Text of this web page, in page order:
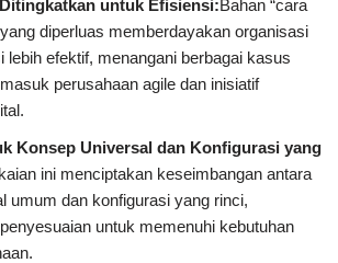
untuk Efisiensi:Bahan “cara
diperluas memberdayakan organisasi
lebih efektif, menangani berbagai kasus
perusahaan agile dan inisiatif
Konsep Universal dan Konfigurasi yang
ini menciptakan keseimbangan antara
umum dan konfigurasi yang rinci,
untuk memenuhi kebutuhan